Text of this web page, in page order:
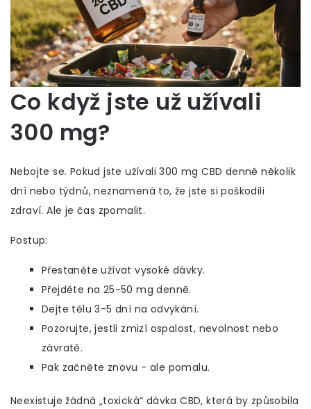
Co když jste už užívali
300 mg?
Nebojte se. Pokud jste užívali 300 mg CBD denně několik
dní nebo týdnů, neznamená to, že jste si poškodili
zdraví. Ale je čas zpomalit.
Postup:
Přestaněte užívat vysoké dávky.
Přejděte na 25-50 mg denně.
Dejte tělu 3-5 dní na odvykání.
Pozorujte, jestli zmizí ospalost, nevolnost nebo
závratě.
Pak začněte znovu - ale pomalu.
Neexistuje žádná „toxická“ dávka CBD, která by způsobila